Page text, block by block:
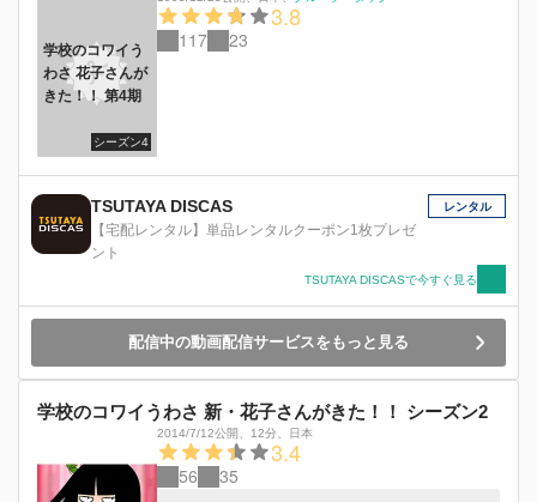
シーズン4
学校のコワイう
わさ 花子さんが
きた！！ 第4期
3.8
117 23
TSUTAYA DISCAS
【宅配レンタル】単品レンタルクーポン1枚プレゼ
ント
レンタル
TSUTAYA DISCASで今すぐ見る
配信中の動画配信サービスをもっと見る
学校のコワイうわさ 新・花子さんがきた！！ シーズン2
2014/7/12公開 12分 日本
3.4
56 35